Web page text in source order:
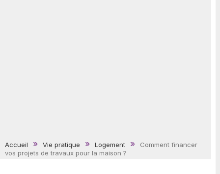
Accueil Vie pratique Logement
Comment financer
vos projets de travaux pour la maison ?